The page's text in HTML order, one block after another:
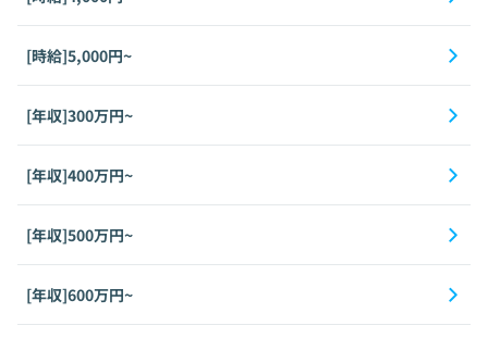
[時給]5,000円~
[年収]300万円~
[年収]400万円~
[年収]500万円~
[年収]600万円~